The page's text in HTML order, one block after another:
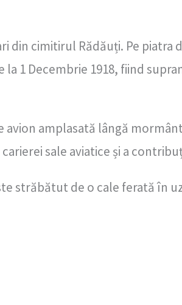
cimitirul Rădăuți. Pe piatra
1 Decembrie 1918, fiind
amplasată lângă
sale aviatice și a
străbătut de o cale ferată în